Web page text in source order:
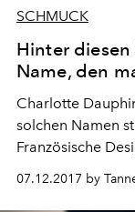
SCHMUCK
Hinter
Name, den
Charlotte
solchen Namen
Französische
ihres eigenen
gerufen hat.
07.12.2017 by